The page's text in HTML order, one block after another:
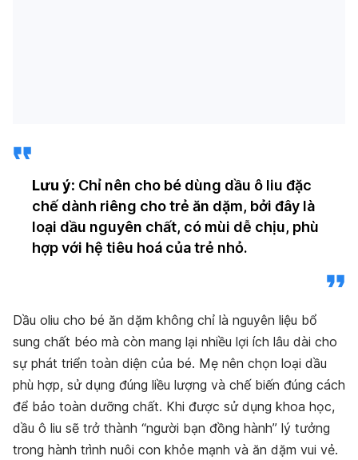
Lưu ý: Chỉ nên cho bé dùng dầu ô liu đặc
chế dành riêng cho trẻ ăn dặm, bởi đây là
loại dầu nguyên chất, có mùi dễ chịu, phù
hợp với hệ tiêu hoá của trẻ nhỏ.
Dầu oliu cho bé ăn dặm không chỉ là nguyên liệu bổ
sung chất béo mà còn mang lại nhiều lợi ích lâu dài cho
sự phát triển toàn diện của bé. Mẹ nên chọn loại dầu
phù hợp, sử dụng đúng liều lượng và chế biến đúng cách
để bảo toàn dưỡng chất. Khi được sử dụng khoa học,
dầu ô liu sẽ trở thành “người bạn đồng hành” lý tưởng
trong hành trình nuôi con khỏe mạnh và ăn dặm vui vẻ.